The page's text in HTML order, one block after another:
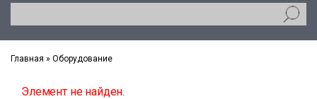
Главная » Оборудование
Элемент не найден.